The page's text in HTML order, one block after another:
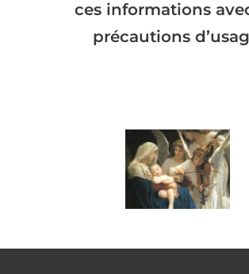
ces informations
précautions